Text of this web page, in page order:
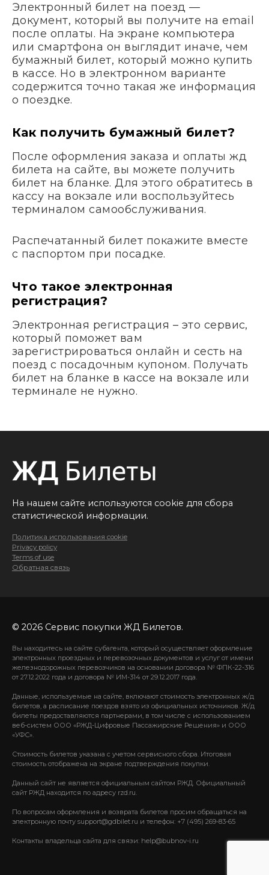
Электронный билет на поезд —
документ, который вы получите на email
после оплаты. На экране компьютера
или смартфона он выглядит иначе, чем
бумажный билет, который можно купить
в кассе. Но в электронном варианте
содержится точно такая же информация
о поездке.
Как получить бумажный билет?
После оформления заказа и оплаты жд
билета на сайте, вы можете получить
билет на бланке. Для этого обратитесь в
кассу на вокзале или воспользуйтесь
терминалом самообслуживания.
Распечатанный билет покажите вместе
с паспортом при посадке.
Что такое электронная
регистрация?
Электронная регистрация – это сервис,
который поможет вам
зарегистрироваться онлайн и сесть на
поезд с посадочным купоном. Получать
билет на бланке в кассе на вокзале или
терминале не нужно.
На нашем сайте используются cookie для сбора
статистической информации.
Политика использования cookie
Privacy policy
Terms of use
Обратная связь
© 2026 Сервис покупки ЖД Билетов.
Вы находитесь на сайте субагента, который осуществляет оформление
электронных проездных и перевозочных документов и услуг от имени
железнодорожных перевозчиков на основании договора № ФПК-22-316
от 27.12.2022 года и договора № ИМ-314 от 29.12.2017 года.
Данные, используемые на сайте, включают стоимость электронных ж/д
билетов, а расписание поездов взято из официальных источников. Ж/д
билеты предоставляются партнерами, в том числе с использованием
веб-систем ООО «РЖД-Цифровые Пассажирские Решения» и ООО
«УФС».
Стоимость билетов указана с учетом сервисного сбора. Итоговая
стоимость отображена на экране подтверждения покупки.
Данный сайт не является официальным сайтом РЖД. Официальный
сайт РЖД находится по адресу rzd.ru.
По вопросам оформления и возврата билетов просим обращаться на
электронную почту support@gdbilet.ru и телефон: +7 (495) 269-83-65
Контакты владельца сайта для связи: help@bubnov-i.ru